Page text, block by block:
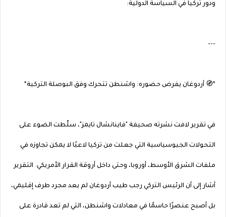
ودور تركيا في السياسة الدولية:
---
*🧭 أردوغان يفرض حضوره: واشنطن تتحرك وفق البوصلة التركية*
في تقرير لافت نشرته صحيفة "فاينانشال تايمز"، سلّطت الضوء على
التحولات الجيوسياسية التي جعلت من تركيا لاعبًا لا يمكن تجاوزه في
ملفات الشرق الأوسط، أوروبا، وحتى داخل أروقة القرار الأمريكي. التقرير
أشار إلى أن الرئيس التركي رجب طيب أردوغان لم يعد مجرد طرف إقليمي،
بل أصبح عنصرًا حاسمًا في معادلات واشنطن، التي لم تعد قادرة على